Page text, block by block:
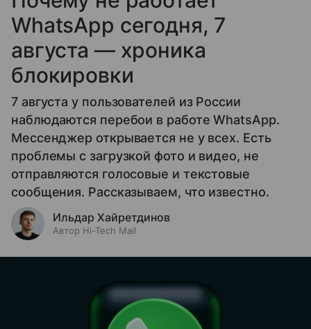
WhatsApp сегодня, 7
августа — хроника
блокировки
7 августа у пользователей из России
наблюдаются перебои в работе WhatsApp.
Мессенджер открывается не у всех. Есть
проблемы с загрузкой фото и видео, не
отправляются голосовые и текстовые
сообщения. Рассказываем, что известно.
Ильдар Хайретдинов
Автор Hi-Tech Mail